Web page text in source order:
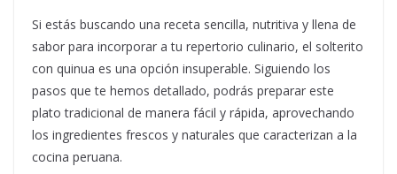
Si estás buscando una receta sencilla, nutritiva y llena de
sabor para incorporar a tu repertorio culinario, el solterito
con quinua es una opción insuperable. Siguiendo los
pasos que te hemos detallado, podrás preparar este
plato tradicional de manera fácil y rápida, aprovechando
los ingredientes frescos y naturales que caracterizan a la
cocina peruana.